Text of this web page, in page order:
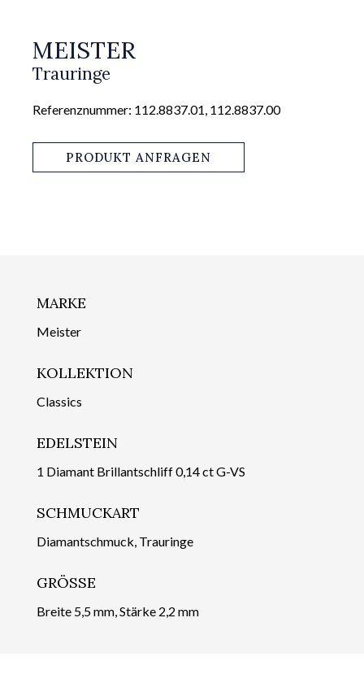
MEISTER
Trauringe
Referenznummer: 112.8837.01, 112.8837.00
PRODUKT ANFRAGEN
MARKE
Meister
KOLLEKTION
Classics
EDELSTEIN
1 Diamant Brillantschliff 0,14 ct G-VS
SCHMUCKART
Diamantschmuck, Trauringe
GRÖSSE
Breite 5,5 mm, Stärke 2,2 mm